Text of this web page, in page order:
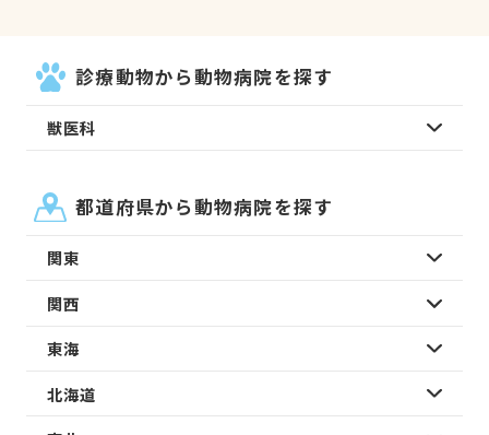
診療動物から動物病院を探す
獣医科
都道府県から動物病院を探す
関東
関西
東海
北海道